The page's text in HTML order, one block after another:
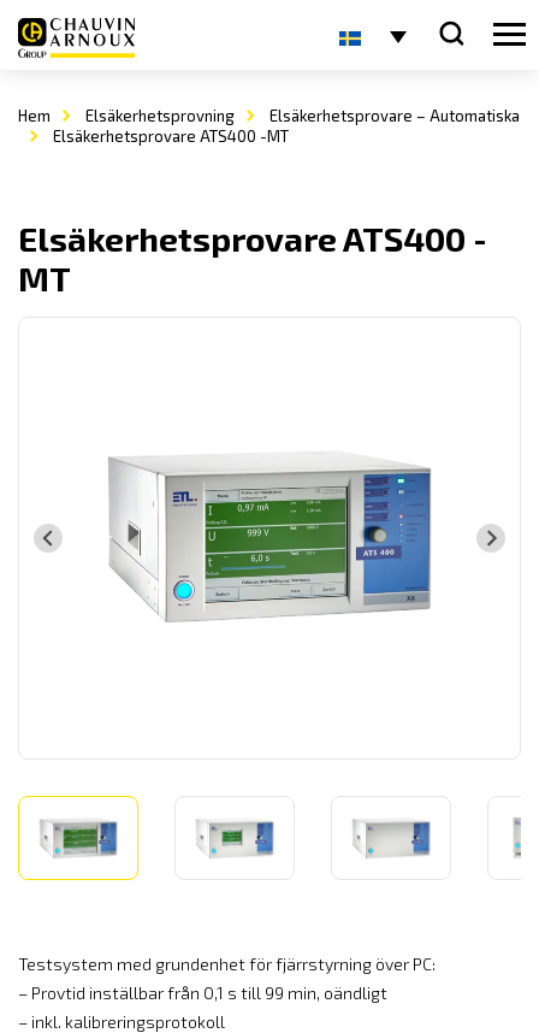
Hem Elsäkerhetsprovning
Elsäkerhetsprovare – Automatiska
Elsäkerhetsprovare ATS400 -MT
Elsäkerhetsprovare ATS400 -
MT
Testsystem med grundenhet för fjärrstyrning över PC:
– Provtid inställbar från 0,1 s till 99 min, oändligt
– inkl. kalibreringsprotokoll